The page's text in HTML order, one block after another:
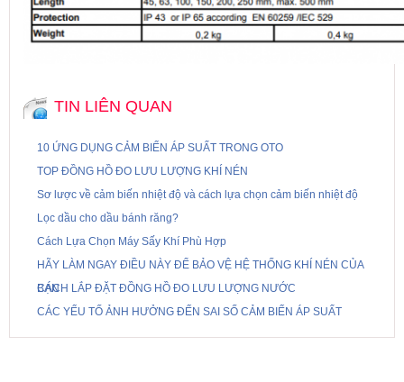
TIN LIÊN QUAN
10 ỨNG DỤNG CẢM BIẾN ÁP SUẤT TRONG OTO
TOP ĐỒNG HỒ ĐO LƯU LƯỢNG KHÍ NÉN
Sơ lược về cảm biến nhiệt độ và cách lựa chọn cảm biến nhiệt độ
Lọc dầu cho dầu bánh răng?
Cách Lựa Chọn Máy Sấy Khí Phù Hợp
HÃY LÀM NGAY ĐIỀU NÀY ĐỂ BẢO VỆ HỆ THỐNG KHÍ NÉN CỦA
BẠN
CÁCH LẮP ĐẶT ĐỒNG HỒ ĐO LƯU LƯỢNG NƯỚC
CÁC YẾU TỐ ẢNH HƯỞNG ĐẾN SAI SỐ CẢM BIẾN ÁP SUẤT